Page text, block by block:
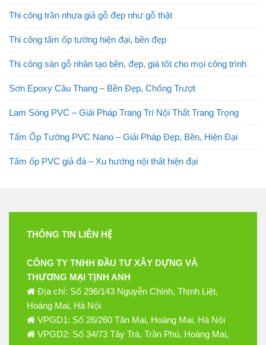
Thi công trần nhựa giả gỗ đẹp như gỗ thật
Thi công tấm ốp tường hiện đại, bền đẹp
Thi công sàn gỗ nhân tạo bền, đẹp, giá tốt cho mọi công trình
Sơn Epoxy Cầu Thang – Bền Đẹp, Chống Trượt
Lam Sóng PVC – Giải Pháp Trang Trí Nội Thất Trang Trọng
Tấm Ốp Tường PVC Nano – Giải Pháp Đẹp, Bền, Hiện Đại
Tấm ốp PVC giả đá – Xu hướng nội thất hiện đại
THÔNG TIN LIÊN HỆ
CÔNG TY TNHH ĐẦU TƯ XÂY DỰNG VÀ
THƯƠNG MẠI TỊNH ANH
Địa chỉ: Số 296/143 Nguyễn Chính, Thịnh Liệt,
Hoàng Mai, Hà Nội
VPGD1: Số 26/260 Tân Mai, Hoàng Mai, Hà Nội
VPGD2: Số 34/73 Tây Trà, Trần Phú, Hoàng Mai,